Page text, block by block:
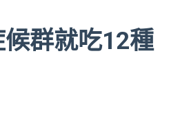
群就吃12種